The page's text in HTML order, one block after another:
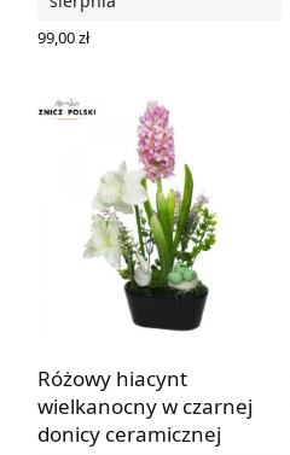
99,00zł
Różowy hiacynt
wielkanocny w czarnej
donicy ceramicznej